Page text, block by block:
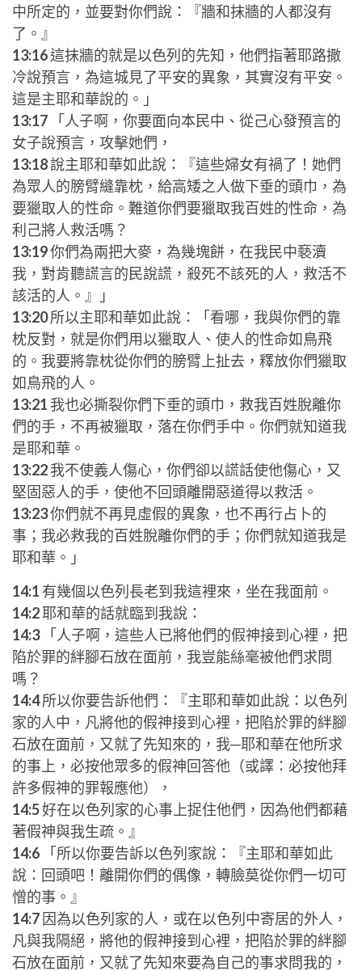
中所定的，並要對你們說：『牆和抹牆的人都沒有
了。』
13:16這抹牆的就是以色列的先知，他們指著耶路撒
冷說預言，為這城見了平安的異象，其實沒有平安。
這是主耶和華說的。」
13:17 「人子啊，你要面向本民中、從己心發預言的
女子說預言，攻擊她們，
13:18說主耶和華如此說：『這些婦女有禍了！她們
為眾人的膀臂縫靠枕，給高矮之人做下垂的頭巾，為
要獵取人的性命。難道你們要獵取我百姓的性命，為
利己將人救活嗎？
13:19你們為兩把大麥，為幾塊餅，在我民中褻瀆
我，對肯聽謊言的民說謊，殺死不該死的人，救活不
該活的人。』」
13:20所以主耶和華如此說：「看哪，我與你們的靠
枕反對，就是你們用以獵取人、使人的性命如鳥飛
的。我要將靠枕從你們的膀臂上扯去，釋放你們獵取
如鳥飛的人。
13:21 我也必撕裂你們下垂的頭巾，救我百姓脫離你
們的手，不再被獵取，落在你們手中。你們就知道我
是耶和華。
13:22我不使義人傷心，你們卻以謊話使他傷心，又
堅固惡人的手，使他不回頭離開惡道得以救活。
13:23你們就不再見虛假的異象，也不再行占卜的
事；我必救我的百姓脫離你們的手；你們就知道我是
耶和華。」
14:1 有幾個以色列長老到我這裡來，坐在我面前。
14:2耶和華的話就臨到我說：
14:3「人子啊，這些人已將他們的假神接到心裡，把
陷於罪的絆腳石放在面前，我豈能絲毫被他們求問
嗎？
14:4所以你要告訴他們：『主耶和華如此說：以色列
家的人中，凡將他的假神接到心裡，把陷於罪的絆腳
石放在面前，又就了先知來的，我─耶和華在他所求
的事上，必按他眾多的假神回答他（或譯：必按他拜
許多假神的罪報應他），
14:5好在以色列家的心事上捉住他們，因為他們都藉
著假神與我生疏。』
14:6 「所以你要告訴以色列家說：『主耶和華如此
說：回頭吧！離開你們的偶像，轉臉莫從你們一切可
憎的事。』
14:7 因為以色列家的人，或在以色列中寄居的外人，
凡與我隔絕，將他的假神接到心裡，把陷於罪的絆腳
石放在面前，又就了先知來要為自己的事求問我的，